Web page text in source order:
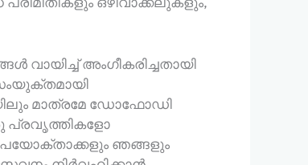
അംഗീകരിച്ചതായി
മാത്രമേ ഡോഫോഡി
പ്രവൃത്തികളോ
ഞങ്ങളും